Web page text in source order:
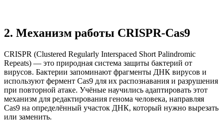
2. Механизм работы CRISPR-Cas9
CRISPR (Clustered Regularly Interspaced Short Palindromic
Repeats) — это природная система защиты бактерий от
вирусов. Бактерии запоминают фрагменты ДНК вирусов и
используют фермент Cas9 для их распознавания и разрушения
при повторной атаке. Учёные научились адаптировать этот
механизм для редактирования генома человека, направляя
Cas9 на определённый участок ДНК, который нужно вырезать
или заменить.